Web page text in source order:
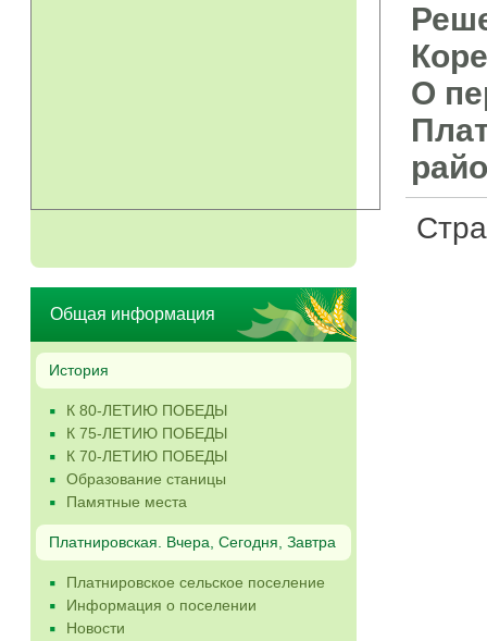
Общая информация
История
К 80-ЛЕТИЮ ПОБЕДЫ
К 75-ЛЕТИЮ ПОБЕДЫ
К 70-ЛЕТИЮ ПОБЕДЫ
Образование станицы
Памятные места
Платнировская. Вчера, Сегодня, Завтра
Платнировское сельское поселение
Информация о поселении
Новости
О